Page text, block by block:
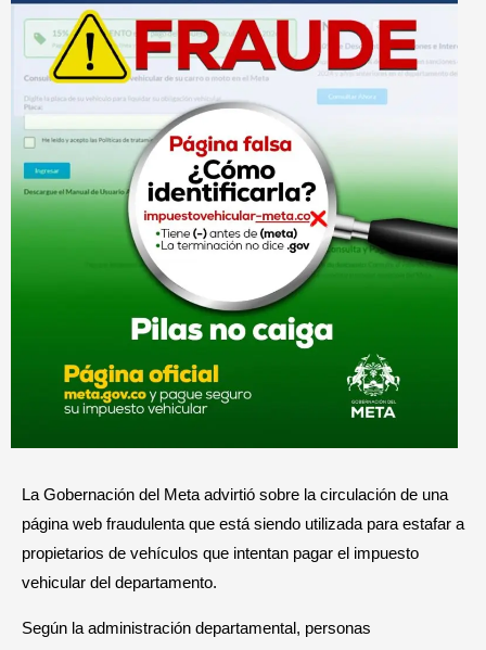
La Gobernación del Meta advirtió sobre la circulación de una
página web fraudulenta que está siendo utilizada para estafar a
propietarios de vehículos que intentan pagar el impuesto
vehicular del departamento.
Según la administración departamental, personas